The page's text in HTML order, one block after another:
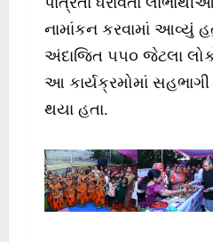
નામાંકન કરવામાં આવ્યું
અંદાજિત ૫૫૦ જેટલા
આ કાર્યક્રમોમાં સહભાગી
થયા હતા.